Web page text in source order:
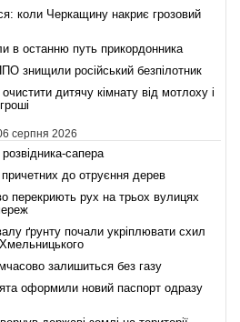
коли Черкащину накриє грозовий
в останню путь прикордонника
знищили російський безпілотник
дитячу кімнату від мотлоху і
серпня 2026
сапера
до отруєння дерев
перекриють рух на трьох вулицях
ґрунту почали укріплювати схил
залишиться без газу
оформили новий паспорт одразу